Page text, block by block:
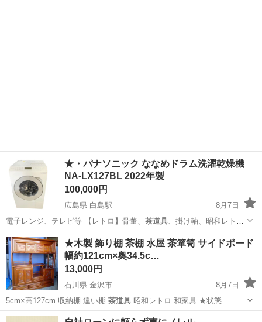
★・パナソニック ななめドラム洗濯乾燥機
NA-LX127BL 2022年製
100,000円
広島県 白島駅
8月7日
電子レンジ、テレビ等 【レトロ】骨董、 茶道具、掛け軸、昭和レト
ロ、おもちゃ、書籍、…
広島 広島市 白島駅 生活家電
★木製 飾り棚 茶棚 水屋 茶箪笥 サイドボード
幅約121cm×奥34.5c…
13,000円
石川県 金沢市
8月7日
5cm×高127cm 収納棚 違い棚 茶道具 昭和レトロ 和家具 ★状態 …
石川 金沢市 収納家具 違い棚